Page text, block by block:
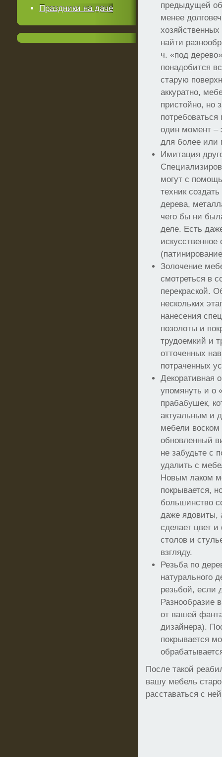
предыдущей
менее
найти
ч. «под
понадобится
старую
аккуратно,
пристойно, но
один момент –
для более или
Имитация
могут с
техник
дерева,
чего бы ни
деле. Есть
Золочение
смотреться в
перекраской.
нескольких
нанесения
позолоты и
трудоемкий и
отточенных
потраченных
Декоративная
упомянуть и о
прабабушек,
актуальным и
мебели
обновленный
не забудьте с
удалить с
Новым лаком
покрывается,
большинство
даже ядовиты,
сделает цвет
столов и
взгляду.
Резьба по
натурального
резьбой, если
Разнообразие
от вашей
дизайнера).
покрывается
После такой
вашу мебель
расставаться с
Праздники на даче